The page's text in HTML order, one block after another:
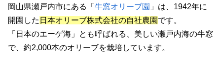
岡山県瀬戸内市にある「 牛窓オリーブ園 」は、1942年に
開園した 日本オリーブ株式会社の自社農園 です。
「日本のエーゲ海」とも呼ばれる、美しい瀬戸内海の牛窓
で、約2,000本のオリーブを栽培しています。